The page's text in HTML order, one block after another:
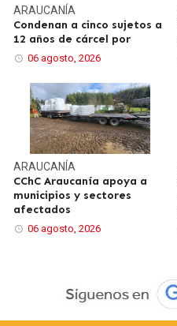
ARAUCANÍA
Condenan a cinco sujetos a
12 años de cárcel por
06 agosto, 2026
ARAUCANÍA
CChC Araucanía apoya a
municipios y sectores
afectados
06 agosto, 2026